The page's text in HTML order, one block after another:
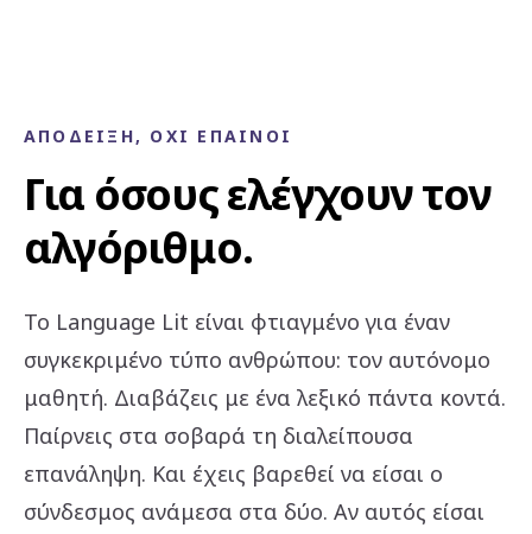
ΑΠΌΔΕΙΞΗ, ΌΧΙ ΈΠΑΙΝΟΙ
Για όσους ελέγχουν τον
αλγόριθμο.
Το Language Lit είναι φτιαγμένο για έναν
συγκεκριμένο τύπο ανθρώπου: τον αυτόνομο
μαθητή. Διαβάζεις με ένα λεξικό πάντα κοντά.
Παίρνεις στα σοβαρά τη διαλείπουσα
επανάληψη. Και έχεις βαρεθεί να είσαι ο
σύνδεσμος ανάμεσα στα δύο. Αν αυτός είσαι